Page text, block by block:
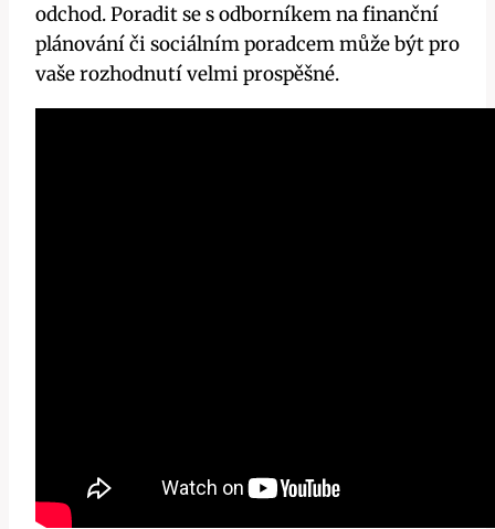
odchod. Poradit se s odborníkem na finanční
plánování či sociálním poradcem může být pro
vaše rozhodnutí velmi prospěšné.